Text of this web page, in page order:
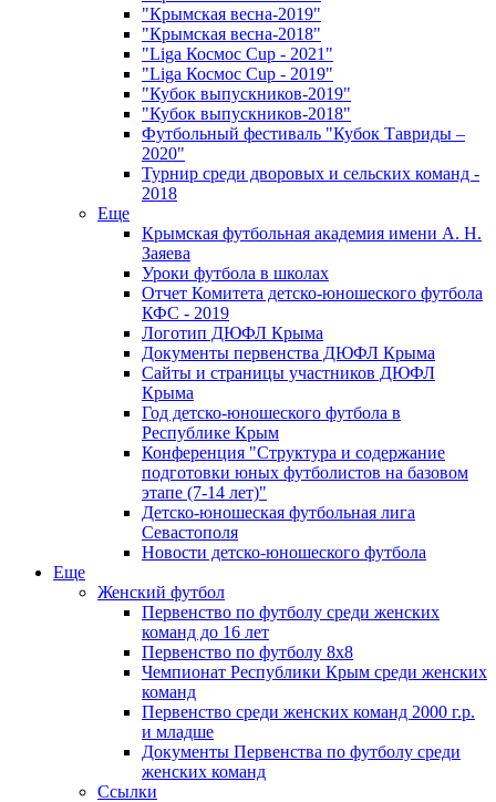
"Крымская весна-2019"
"Крымская весна-2018"
"Liga Космос Cup - 2021"
"Liga Космос Cup - 2019"
"Кубок выпускников-2019"
"Кубок выпускников-2018"
Футбольный фестиваль "Кубок Тавриды –
2020"
Турнир среди дворовых и сельских команд -
2018
Еще
Крымская футбольная академия имени А. Н.
Заяева
Уроки футбола в школах
Отчет Комитета детско-юношеского футбола
КФС - 2019
Логотип ДЮФЛ Крыма
Документы первенства ДЮФЛ Крыма
Сайты и страницы участников ДЮФЛ
Крыма
Год детско-юношеского футбола в
Республике Крым
Конференция "Структура и содержание
подготовки юных футболистов на базовом
этапе (7-14 лет)"
Детско-юношеская футбольная лига
Севастополя
Новости детско-юношеского футбола
Еще
Женский футбол
Первенство по футболу среди женских
команд до 16 лет
Первенство по футболу 8х8
Чемпионат Республики Крым среди женских
команд
Первенство среди женских команд 2000 г.р.
и младше
Документы Первенства по футболу среди
женских команд
Ссылки